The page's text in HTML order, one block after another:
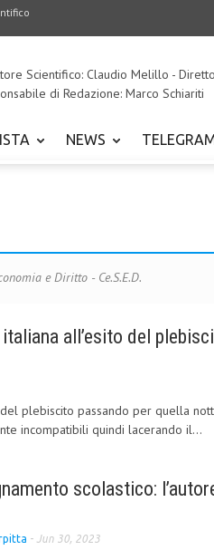
Scientifico: Claudio Melillo -
di Redazione: Marco Schiariti
NEWS
e Diritto - Ce.S.E.D.
all’esito del
plebiscito passando per quella
incompatibili quindi lacerando il...
scolastico:
- Jun 30, 2023